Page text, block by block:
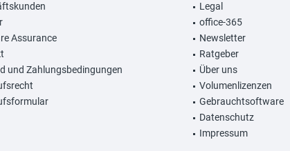
Assurance
und Zahlungsbedingungen
Legal
office-365
Newsletter
Ratgeber
Über uns
Volumenlizenzen
Gebrauchtsoftware
Datenschutz
Impressum